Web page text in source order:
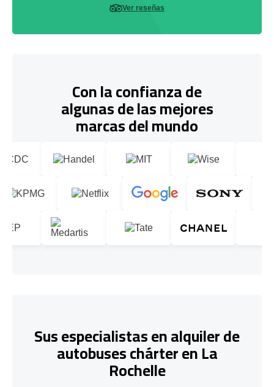
Ver reseñas
Con la confianza de
algunas de las mejores
marcas del mundo
Sus especialistas en alquiler de
autobuses chárter en La
Rochelle